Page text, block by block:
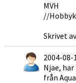
MVH
//
Skrivet
2004-08-
Njae,
från